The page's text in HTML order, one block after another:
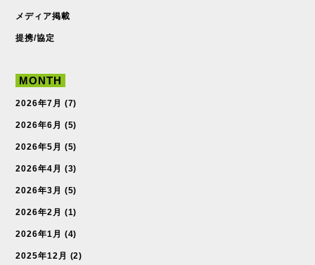
メディア掲載
提携/協定
MONTH
2026年7月 (7)
2026年6月 (5)
2026年5月 (5)
2026年4月 (3)
2026年3月 (5)
2026年2月 (1)
2026年1月 (4)
2025年12月 (2)